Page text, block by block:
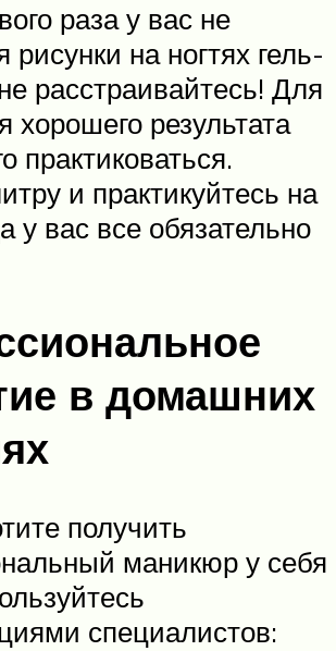
раза у вас не
рисунки на ногтях гель-
расстраивайтесь! Для
хорошего результата
практиковаться.
и практикуйтесь на
у вас все обязательно
в домашних
получить
маникюр у себя
специалистов: